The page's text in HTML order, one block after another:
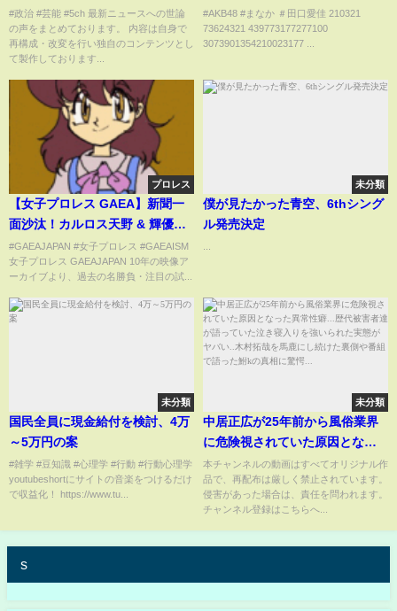
殿に登る人はいません」
#政治 #芸能 #5ch 最新ニュースへの世論
の声をまとめております。 内容は自身で
再構成・改変を行い独自のコンテンツとし
て製作しております...
AKB48】
#AKB48 #まなか ＃田口愛佳 210321
73624321 439773177277100
3073901354210023177 ...
プロレス
【女子プロレス GAEA】新聞一
面沙汰！カルロス天野 & 輝優優
vs 尾崎魔弓 & KAORU 2003年1
月12日＠後楽園ホール
#GAEAJAPAN #女子プロレス #GAEAISM
女子プロレス GAEAJAPAN 10年の映像ア
ーカイブより、過去の名勝負・注目の試...
未分類
僕が見たかった青空、6thシング
ル発売決定
未分類
国民全員に現金給付を検討、4万
～5万円の案
#雑学 #豆知識 #心理学 #行動 #行動心理学
youtubeshortにサイトの音楽をつけるだけ
で収益化！ https://www.tu...
未分類
中居正広が25年前から風俗業界
に危険視されていた原因となっ
た異常性癖...歴代被害者達が語っ
ていた泣き寝入りを強いられた
実態がヤバい..木村拓哉を馬鹿に
の真相に驚愕...
本チャンネルの動画はすべてオリジナル作
品で、再配布は厳しく禁止されています。
侵害があった場合は、責任を問われます。
チャンネル登録はこちらへ...
s